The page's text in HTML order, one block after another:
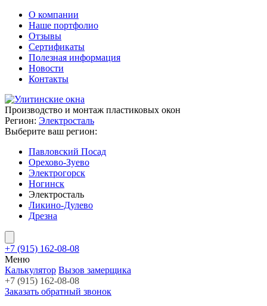
О компании
Наше портфолио
Отзывы
Сертификаты
Полезная информация
Новости
Контакты
Производство и монтаж пластиковых окон
Регион: Электросталь
Выберите ваш регион:
Павловский Посад
Орехово-Зуево
Электрогорск
Ногинск
Электросталь
Ликино-Дулево
Дрезна
+7 (915) 162-08-08
Меню
Калькулятор Вызов замерщика
+7 (915) 162-08-08
Заказать обратный звонок